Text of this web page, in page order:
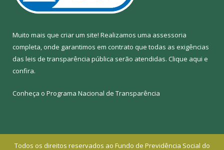
Muito mais que criar um site! Realizamos uma assessoria
completa, onde garantimos em contrato que todas as exigências
das leis de transparência pública serão atendidas. Clique aqui e
confira.
Conheça o Programa Nacional de Transparência
Todos os direitos reservados ao Fundo de Previdência Social do